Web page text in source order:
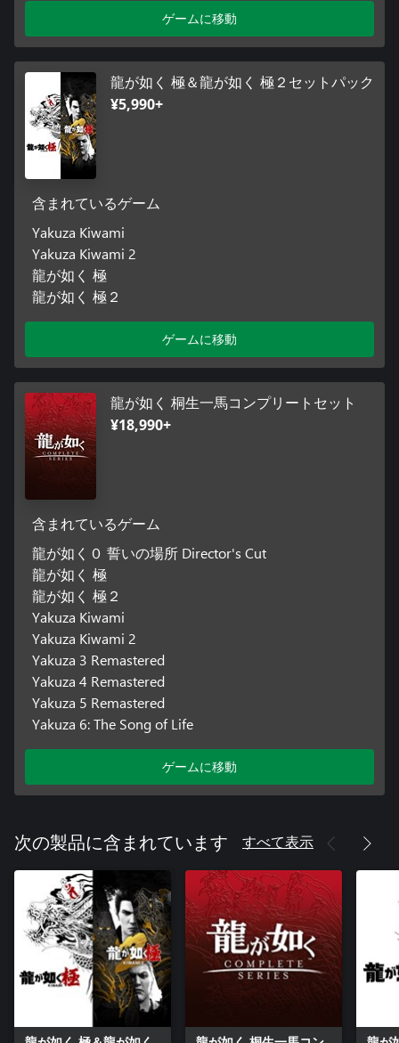
ゲームに移動
龍が如く 極＆龍が如く 極２セットパック
¥5,990+
含まれているゲーム
Yakuza Kiwami
Yakuza Kiwami 2
龍が如く 極
龍が如く 極２
ゲームに移動
龍が如く 桐生一馬コンプリートセット
¥18,990+
含まれているゲーム
龍が如く０ 誓いの場所 Director's Cut
龍が如く 極
龍が如く 極２
Yakuza Kiwami
Yakuza Kiwami 2
Yakuza 3 Remastered
Yakuza 4 Remastered
Yakuza 5 Remastered
Yakuza 6: The Song of Life
ゲームに移動
次の製品に含まれています すべて表示